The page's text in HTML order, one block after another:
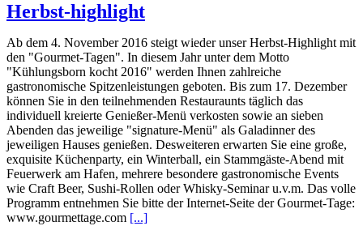
Herbst-highlight
Ab dem 4. November 2016 steigt wieder unser Herbst-Highlight mit
den "Gourmet-Tagen". In diesem Jahr unter dem Motto
"Kühlungsborn kocht 2016" werden Ihnen zahlreiche
gastronomische Spitzenleistungen geboten. Bis zum 17. Dezember
können Sie in den teilnehmenden Restauraunts täglich das
individuell kreierte Genießer-Menü verkosten sowie an sieben
Abenden das jeweilige "signature-Menü" als Galadinner des
jeweiligen Hauses genießen. Desweiteren erwarten Sie eine große,
exquisite Küchenparty, ein Winterball, ein Stammgäste-Abend mit
Feuerwerk am Hafen, mehrere besondere gastronomische Events
wie Craft Beer, Sushi-Rollen oder Whisky-Seminar u.v.m. Das volle
Programm entnehmen Sie bitte der Internet-Seite der Gourmet-Tage:
www.gourmettage.com [...]